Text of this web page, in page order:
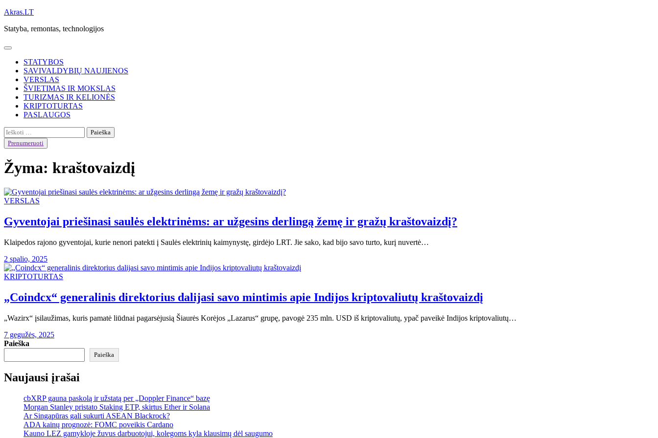
Skip
content
Akras.LT
Statyba, remontas, technologijos
STATYBOS
SAVIVALDYBIŲ NAUJIENOS
VERSLAS
ŠVIETIMAS IR MOKSLAS
TURIZMAS IR KELIONĖS
KRIPTOTURTAS
PASLAUGOS
Ieškoti:
Prenumeruoti
Žyma: kraštovaizdį
VERSLAS
Gyventojai priešinasi saulės elektrinėms: ar užgesins derlingą žemę ir gražų kraštovaizdį?
Klaipedos rajono gyventojai, kurie nenori patekti į Saulės elektrinių kaimynystę, girdėjo LRT. Jie sako, kad bijo savo turto, kurį nuvertė…
2 spalio, 2025
KRIPTOTURTAS
„Coindcx“ generalinis direktorius dalijasi savo mintimis apie Indijos kriptovaliutų kraštovaizdį
„Wazirx“ įsilaužimas, kuris pamatė liūdnai pagarsėjusią Šiaurės Korėjos „Lazarus“ grupę, pavogė 235 mln. USD iš kriptovaliutų, ypač paveikė Indijos kriptovaliutų…
7 gegužės, 2025
Paieška
Paieška
Naujausi įrašai
cbXRP gauna paskolą ir užstatą per „Doppler Finance“ bazę
Morgan Stanley pristato Staking ETP, skirtus Ether ir Solana
Ar Singapūras gali sukurti ASEAN Blackrock?
ADA kainų prognozė: FOMC poveikis Cardano
Kauno LEZ gamykloje žuvus darbuotojui, kolegoms kyla klausimų dėl saugumo